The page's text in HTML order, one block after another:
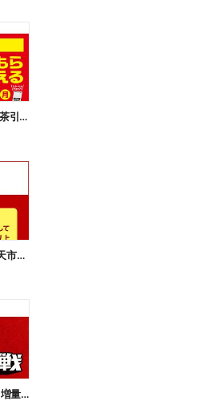
【無料引換券!】焼き麺買うとお茶引換券貰える!
楽天ポイントカード提示で、楽天市場でのお買い物がおトクに!
【おトク】お値段そのまま!45%増量作戦!